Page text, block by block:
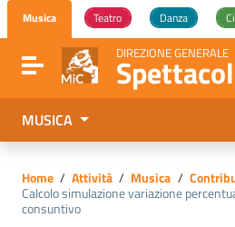
Vai ai contenuti
Vai al menu di navigazione
Vai al footer
Musica Teatro Danza
Attiva / disattiva la navigazione
DIREZIONE GENERALE
MUSICA
Home / Attività / Musica /
Calcolo simulazione variazione
consuntivo